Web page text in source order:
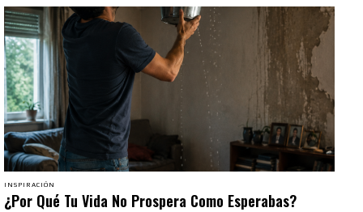
INSPIRACIÓN
¿Por Qué Tu Vida No Prospera Como Esperabas?